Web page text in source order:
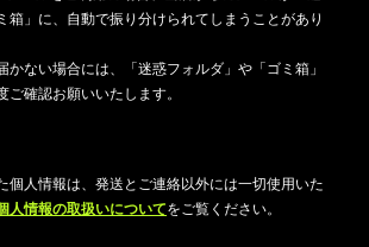
箱」に、自動で振り分けられてしまうことがあり
かない場合には、「迷惑フォルダ」や「ゴミ箱」
確認お願いいたします。
個人情報は、発送とご連絡以外には一切使用いた
人情報の取扱いについてをご覧ください。